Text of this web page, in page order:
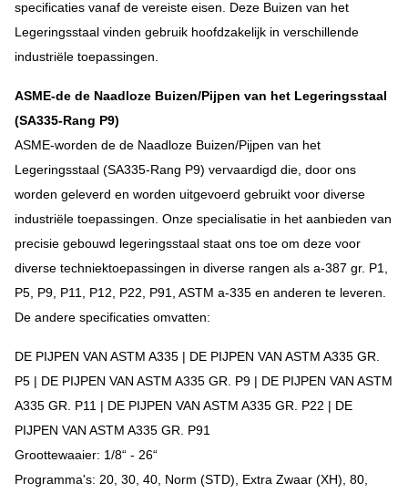
specificaties vanaf de vereiste eisen. Deze Buizen van het
Legeringsstaal vinden gebruik hoofdzakelijk in verschillende
industriële toepassingen.
ASME-de de Naadloze Buizen/Pijpen van het Legeringsstaal
(SA335-Rang P9)
ASME-worden de de Naadloze Buizen/Pijpen van het
Legeringsstaal (SA335-Rang P9) vervaardigd die, door ons
worden geleverd en worden uitgevoerd gebruikt voor diverse
industriële toepassingen. Onze specialisatie in het aanbieden van
precisie gebouwd legeringsstaal staat ons toe om deze voor
diverse techniektoepassingen in diverse rangen als a-387 gr. P1,
P5, P9, P11, P12, P22, P91, ASTM a-335 en anderen te leveren.
De andere specificaties omvatten:
DE PIJPEN VAN ASTM A335 | DE PIJPEN VAN ASTM A335 GR.
P5 | DE PIJPEN VAN ASTM A335 GR. P9 | DE PIJPEN VAN ASTM
A335 GR. P11 | DE PIJPEN VAN ASTM A335 GR. P22 | DE
PIJPEN VAN ASTM A335 GR. P91
Groottewaaier: 1/8“ - 26“
Programma's: 20, 30, 40, Norm (STD), Extra Zwaar (XH), 80,